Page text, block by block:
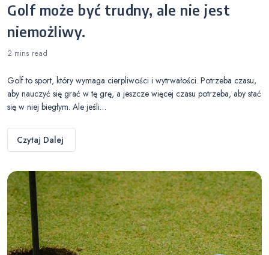
Golf może być trudny, ale nie jest
niemożliwy.
2 mins read
Golf to sport, który wymaga cierpliwości i wytrwałości. Potrzeba czasu,
aby nauczyć się grać w tę grę, a jeszcze więcej czasu potrzeba, aby stać
się w niej biegłym. Ale jeśli…
Czytaj Dalej